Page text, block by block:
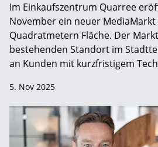
Im Einkaufszentrum Quarree
November ein neuer MediaMarkt
Quadratmetern Fläche. Der
bestehenden Standort im
an Kunden mit kurzfristigem
5. Nov 2025